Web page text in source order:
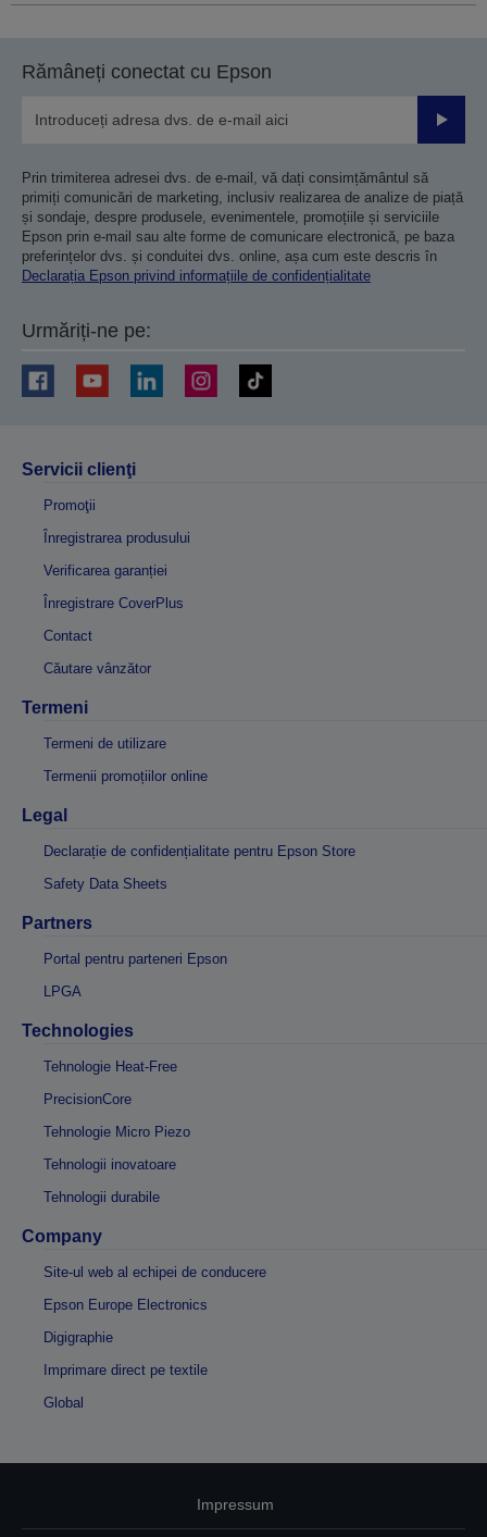
Rămâneți conectat cu Epson
Prin trimiterea adresei dvs. de e-mail, vă dați consimțământul să
primiți comunicări de marketing, inclusiv realizarea de analize de piață
și sondaje, despre produsele, evenimentele, promoțiile și serviciile
Epson prin e-mail sau alte forme de comunicare electronică, pe baza
preferințelor dvs. și conduitei dvs. online, așa cum este descris în
Declarația Epson privind informațiile de confidențialitate
Urmăriți-ne pe:
Servicii clienţi
Promoţii
Înregistrarea produsului
Verificarea garanției
Înregistrare CoverPlus
Contact
Căutare vânzător
Termeni
Termeni de utilizare
Termenii promoțiilor online
Legal
Declarație de confidențialitate pentru Epson Store
Safety Data Sheets
Partners
Portal pentru parteneri Epson
LPGA
Technologies
Tehnologie Heat-Free
PrecisionCore
Tehnologie Micro Piezo
Tehnologii inovatoare
Tehnologii durabile
Company
Site-ul web al echipei de conducere
Epson Europe Electronics
Digigraphie
Imprimare direct pe textile
Global
Impressum